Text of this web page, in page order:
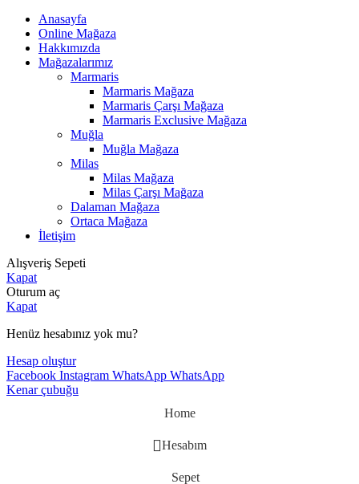
Anasayfa
Online Mağaza
Hakkımızda
Mağazalarımız
Marmaris
Marmaris Mağaza
Marmaris Çarşı Mağaza
Marmaris Exclusive Mağaza
Muğla
Muğla Mağaza
Milas
Milas Mağaza
Milas Çarşı Mağaza
Dalaman Mağaza
Ortaca Mağaza
İletişim
Alışveriş Sepeti
Kapat
Oturum aç
Kapat
Henüz hesabınız yok mu?
Hesap oluştur
Facebook Instagram WhatsApp WhatsApp
Kenar çubuğu
Home
Hesabım
Sepet